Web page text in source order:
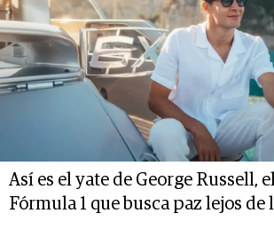
Así es el yate de George Russell,
Fórmula 1 que busca paz lejos de